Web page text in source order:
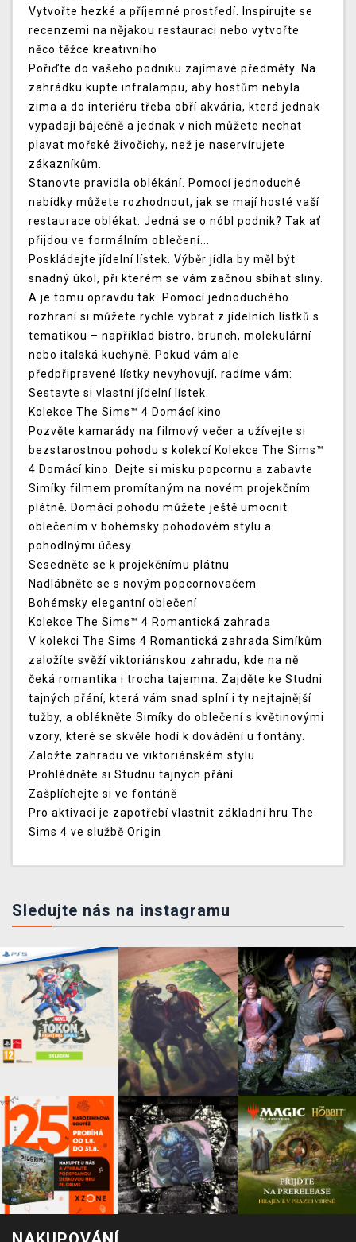
Vytvořte hezké a příjemné prostředí. Inspirujte se
recenzemi na nějakou restauraci nebo vytvořte
něco těžce kreativního
Pořiďte do vašeho podniku zajímavé předměty. Na
zahrádku kupte infralampu, aby hostům nebyla
zima a do interiéru třeba obří akvária, která jednak
vypadají báječně a jednak v nich můžete nechat
plavat mořské živočichy, než je naservírujete
zákazníkům.
Stanovte pravidla oblékání. Pomocí jednoduché
nabídky můžete rozhodnout, jak se mají hosté vaší
restaurace oblékat. Jedná se o nóbl podnik? Tak ať
přijdou ve formálním oblečení...
Poskládejte jídelní lístek. Výběr jídla by měl být
snadný úkol, při kterém se vám začnou sbíhat sliny.
A je tomu opravdu tak. Pomocí jednoduchého
rozhraní si můžete rychle vybrat z jídelních lístků s
tematikou – například bistro, brunch, molekulární
nebo italská kuchyně. Pokud vám ale
předpřipravené lístky nevyhovují, radíme vám:
Sestavte si vlastní jídelní lístek.
Kolekce The Sims™ 4 Domácí kino
Pozvěte kamarády na filmový večer a užívejte si
bezstarostnou pohodu s kolekcí Kolekce The Sims™
4 Domácí kino. Dejte si misku popcornu a zabavte
Simíky filmem promítaným na novém projekčním
plátně. Domácí pohodu můžete ještě umocnit
oblečením v bohémsky pohodovém stylu a
pohodlnými účesy.
Sesedněte se k projekčnímu plátnu
Nadlábněte se s novým popcornovačem
Bohémsky elegantní oblečení
Kolekce The Sims™ 4 Romantická zahrada
V kolekci The Sims 4 Romantická zahrada Simíkům
založíte svěží viktoriánskou zahradu, kde na ně
čeká romantika i trocha tajemna. Zajděte ke Studni
tajných přání, která vám snad splní i ty nejtajnější
tužby, a oblékněte Simíky do oblečení s květinovými
vzory, které se skvěle hodí k dovádění u fontány.
Založte zahradu ve viktoriánském stylu
Prohlédněte si Studnu tajných přání
Zašplíchejte si ve fontáně
Pro aktivaci je zapotřebí vlastnit základní hru The
Sims 4 ve službě Origin
Sledujte nás na instagramu